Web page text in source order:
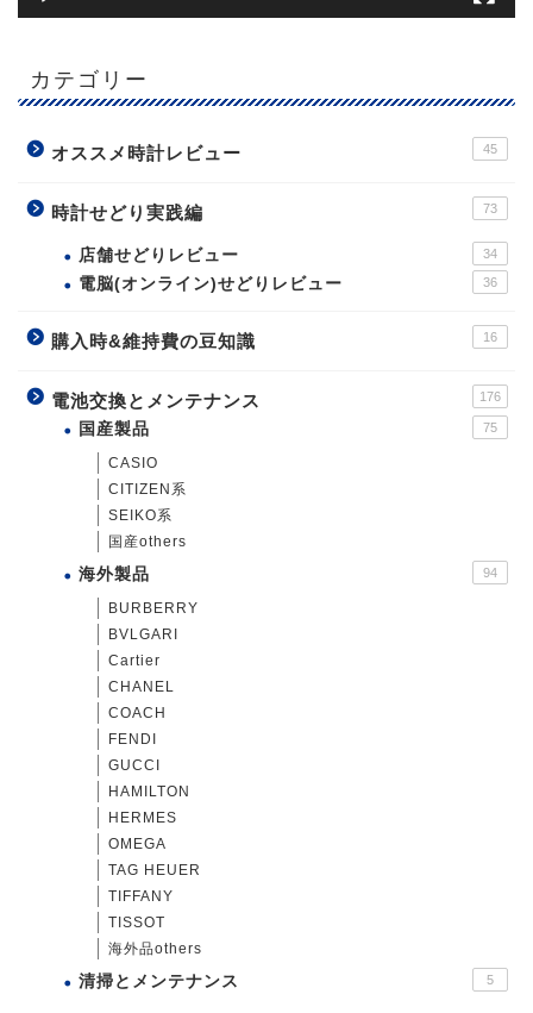
カテゴリー
オススメ時計レビュー 45
時計せどり実践編 73
店舗せどりレビュー 34
電脳(オンライン)せどりレビュー 36
購入時&維持費の豆知識 16
電池交換とメンテナンス 176
国産製品 75
CASIO
CITIZEN系
SEIKO系
国産others
海外製品 94
BURBERRY
BVLGARI
Cartier
CHANEL
COACH
FENDI
GUCCI
HAMILTON
HERMES
OMEGA
TAG HEUER
TIFFANY
TISSOT
海外品others
清掃とメンテナンス 5